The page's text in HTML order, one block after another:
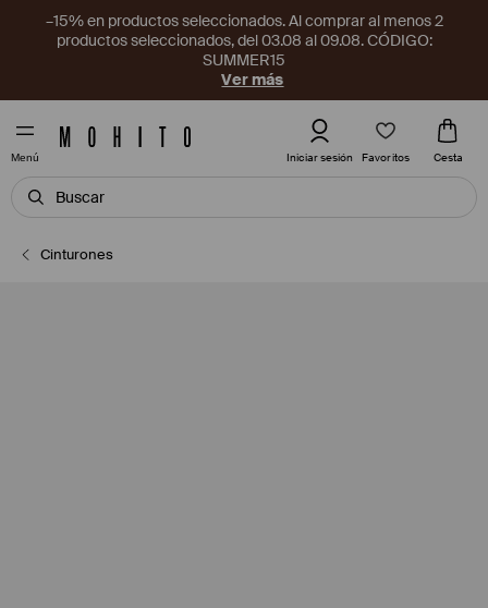
–15% en productos seleccionados. Al comprar al menos 2
productos seleccionados, del 03.08 al 09.08. CÓDIGO:
SUMMER15
Ver más
Menú Iniciar sesión Favoritos Cesta
Cinturones